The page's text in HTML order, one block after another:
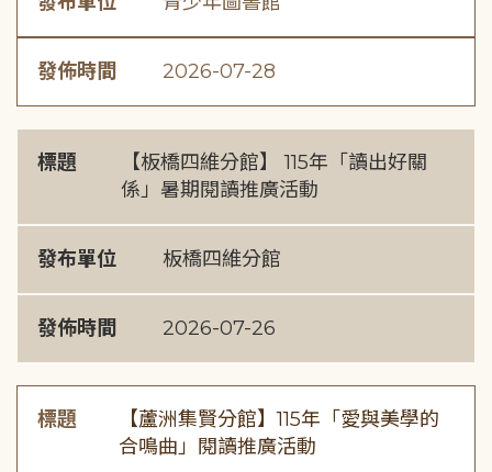
發佈時間 2026-07-28
標題
【板橋四維分館】 115年「讀出好關
係」暑期閱讀推廣活動
發布單位 板橋四維分館
發佈時間 2026-07-26
標題
【蘆洲集賢分館】115年「愛與美學的
合鳴曲」閱讀推廣活動